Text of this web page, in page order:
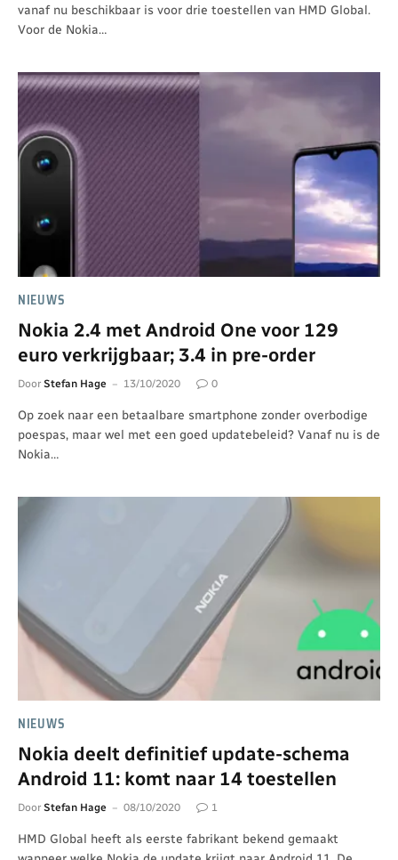
vanaf nu beschikbaar is voor drie toestellen van HMD Global.
Voor de Nokia…
NIEUWS
Nokia 2.4 met Android One voor 129
euro verkrijgbaar; 3.4 in pre-order
Door Stefan Hage 13/10/2020 0
Op zoek naar een betaalbare smartphone zonder overbodige
poespas, maar wel met een goed updatebeleid? Vanaf nu is de
Nokia…
NIEUWS
Nokia deelt definitief update-schema
Android 11: komt naar 14 toestellen
Door Stefan Hage 08/10/2020 1
HMD Global heeft als eerste fabrikant bekend gemaakt